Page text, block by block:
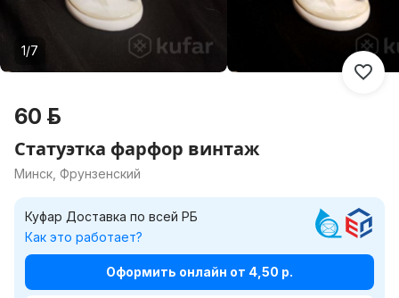
1/7
60 р.
Статуэтка фарфор винтаж
Минск, Фрунзенский
Куфар Доставка по всей РБ
Как это работает?
Оформить онлайн от 4,50 р.